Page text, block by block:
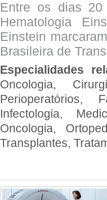
Entre os dias
Hematologia
Einstein
Brasileira de
Especialidades
Oncologia,
Perioperatórios,
Infectologia,
Oncologia,
Transplantes,